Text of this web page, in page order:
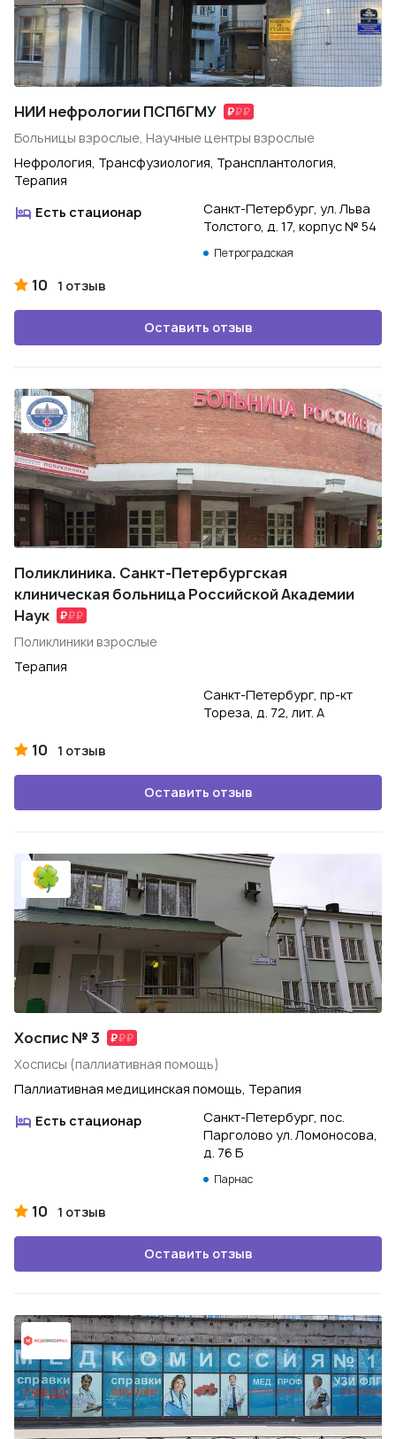
НИИ нефрологии ПСПбГМУ
Больницы взрослые, Научные центры взрослые
Нефрология, Трансфузиология, Трансплантология,
Терапия
Есть стационар
Санкт-Петербург, ул. Льва
Толстого, д. 17, корпус № 54
Петроградская
10 1 отзыв
Оставить отзыв
Поликлиника. Санкт-Петербургская
клиническая больница Российской Академии
Наук
Поликлиники взрослые
Терапия
Санкт-Петербург, пр-кт
Тореза, д. 72, лит. А
10 1 отзыв
Оставить отзыв
Хоспис № 3
Хосписы (паллиативная помощь)
Паллиативная медицинская помощь, Терапия
Есть стационар
Санкт-Петербург, пос.
Парголово ул. Ломоносова,
д. 76 Б
Парнас
10 1 отзыв
Оставить отзыв